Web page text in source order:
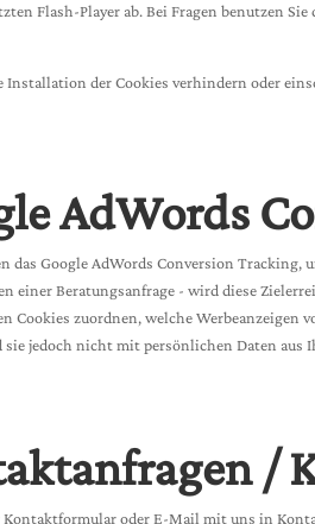
Flash-Player ab. Bei Fragen benutzen
Installation der Cookies verhindern oder
AdWords
das Google AdWords Conversion
einer Beratungsanfrage - wird diese
Cookies zuordnen, welche
sie jedoch nicht mit persönlichen Daten aus
/
Kontaktformular oder E-Mail mit uns in